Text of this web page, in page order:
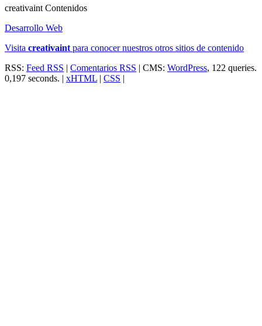
creativaint Contenidos
Desarrollo Web
Visita creativaint para conocer nuestros otros sitios de contenido
RSS: Feed RSS | Comentarios RSS | CMS: WordPress, 122 queries.
0,197 seconds. | xHTML | CSS |